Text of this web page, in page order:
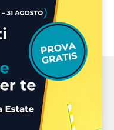
noi
utili! »